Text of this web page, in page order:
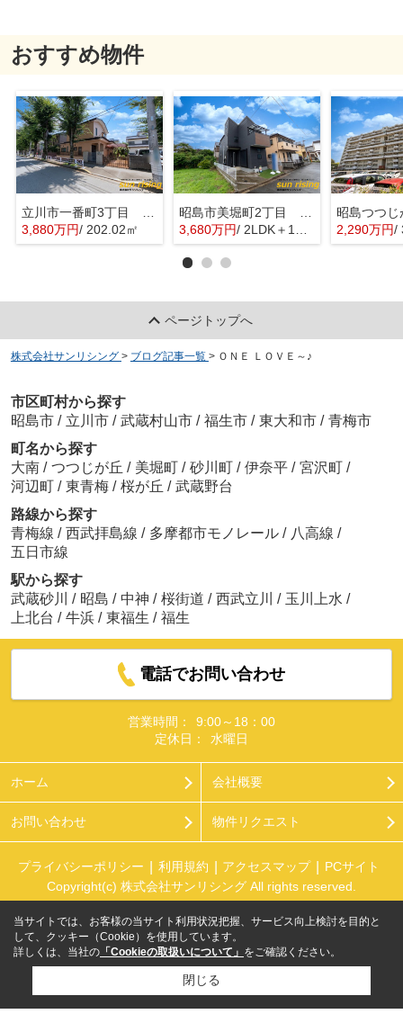
おすすめ物件
立川市一番町3丁目 売地
3,880万円/ 202.02㎡
昭島市美堀町2丁目 中古戸建
3,680万円/ 2LDK＋1S(納戸) 2,290万円/
ページトップへ
株式会社サンリシング > ブログ記事一覧 > ＯＮＥ ＬＯＶＥ～♪
市区町村から探す
昭島市 / 立川市 / 武蔵村山市 / 福生市 / 東大和市 / 青梅市
町名から探す
大南 / つつじが丘 / 美堀町 / 砂川町 / 伊奈平 / 宮沢町 /
河辺町 / 東青梅 / 桜が丘 / 武蔵野台
路線から探す
青梅線 / 西武拝島線 / 多摩都市モノレール / 八高線 /
五日市線
駅から探す
武蔵砂川
/ 昭島 / 中神 / 桜街道 / 西武立川 / 玉川上水 /
上北台 / 牛浜 / 東福生 / 福生
電話でお問い合わせ
営業時間：
9:00～18：00
定休日：
水曜日
ホーム 会社概要
お問い合わせ 物件リクエスト
プライバシーポリシー 利用規約 アクセスマップ
PCサイト
Copyright(c) 株式会社サンリシング All rights reserved.
当サイトでは、お客様の当サイト利用状況把握、サービス向上検討を目的と
して、クッキー（Cookie）を使用しています。
詳しくは、当社の 「Cookieの取扱いについて」 をご確認ください。
閉じる